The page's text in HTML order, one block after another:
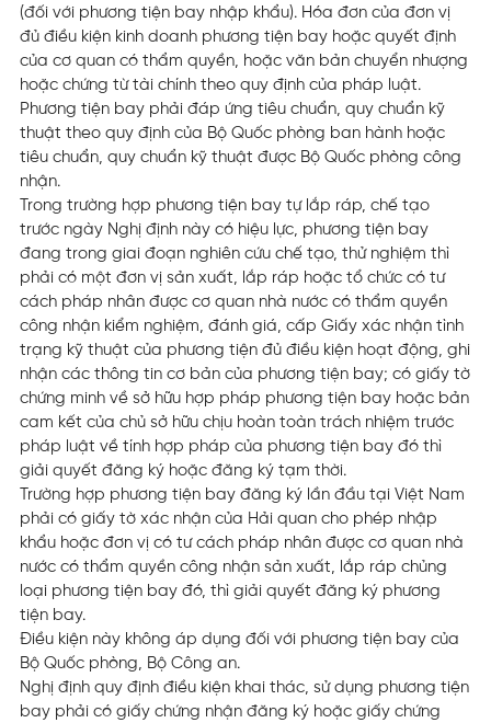
(đối với phương tiện bay nhập khẩu). Hóa đơn của đơn vị
đủ điều kiện kinh doanh phương tiện bay hoặc quyết định
của cơ quan có thẩm quyền, hoặc văn bản chuyển nhượng
hoặc chứng từ tài chính theo quy định của pháp luật.
Phương tiện bay phải đáp ứng tiêu chuẩn, quy chuẩn kỹ
thuật theo quy định của Bộ Quốc phòng ban hành hoặc
tiêu chuẩn, quy chuẩn kỹ thuật được Bộ Quốc phòng công
nhận.
Trong trường hợp phương tiện bay tự lắp ráp, chế tạo
trước ngày Nghị định này có hiệu lực, phương tiện bay
đang trong giai đoạn nghiên cứu chế tạo, thử nghiệm thì
phải có một đơn vị sản xuất, lắp ráp hoặc tổ chức có tư
cách pháp nhân được cơ quan nhà nước có thẩm quyền
công nhận kiểm nghiệm, đánh giá, cấp Giấy xác nhận tình
trạng kỹ thuật của phương tiện đủ điều kiện hoạt động, ghi
nhận các thông tin cơ bản của phương tiện bay; có giấy tờ
chứng minh về sở hữu hợp pháp phương tiện bay hoặc bản
cam kết của chủ sở hữu chịu hoàn toàn trách nhiệm trước
pháp luật về tính hợp pháp của phương tiện bay đó thì
giải quyết đăng ký hoặc đăng ký tạm thời.
Trường hợp phương tiện bay đăng ký lần đầu tại Việt Nam
phải có giấy tờ xác nhận của Hải quan cho phép nhập
khẩu hoặc đơn vị có tư cách pháp nhân được cơ quan nhà
nước có thẩm quyền công nhận sản xuất, lắp ráp chủng
loại phương tiện bay đó, thì giải quyết đăng ký phương
tiện bay.
Điều kiện này không áp dụng đối với phương tiện bay của
Bộ Quốc phòng, Bộ Công an.
Nghị định quy định điều kiện khai thác, sử dụng phương tiện
bay phải có giấy chứng nhận đăng ký hoặc giấy chứng